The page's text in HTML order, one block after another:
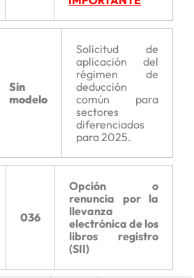
Sin
modelo
Solicitud de
aplicación del
régimen de
deducción
común para
sectores
diferenciados
para 2025.
036
Opción o
renuncia por la
llevanza
electrónica de los
libros registro
(SII)